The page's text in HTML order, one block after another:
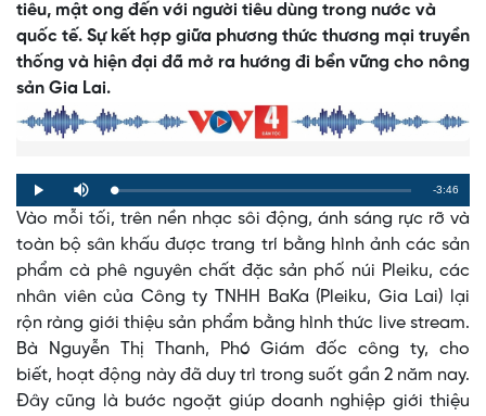
tiêu, mật ong đến với người tiêu dùng trong nước và
quốc tế. Sự kết hợp giữa phương thức thương mại truyền
thống và hiện đại đã mở ra hướng đi bền vững cho nông
sản Gia Lai.
Play Mute Loaded:
0%
Progress:
0%
Remaining
Time
-3:46
Vào mỗi tối, trên nền nhạc sôi động, ánh sáng rực rỡ và
toàn bộ sân khấu được trang trí bằng hình ảnh các sản
phẩm cà phê nguyên chất đặc sản phố núi Pleiku, các
nhân viên của Công ty TNHH BaKa (Pleiku, Gia Lai) lại
rộn ràng giới thiệu sản phẩm bằng hình thức live stream.
Bà Nguyễn Thị Thanh, Phó Giám đốc công ty, cho
biết, hoạt động này đã duy trì trong suốt gần 2 năm nay.
Đây cũng là bước ngoặt giúp doanh nghiệp giới thiệu